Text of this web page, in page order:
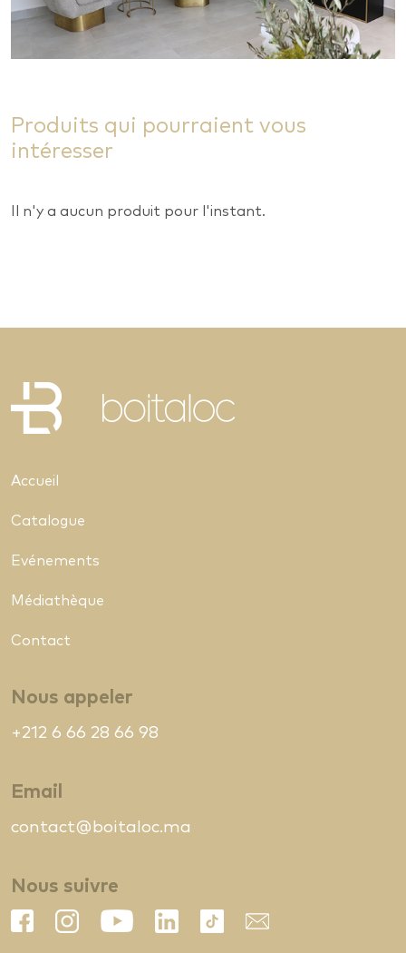
Produits qui pourraient vous
intéresser
Il n'y a aucun produit pour l'instant.
Accueil
Catalogue
Evénements
Médiathèque
Contact
Nous appeler
+212 6 66 28 66 98
Email
contact@boitaloc.ma
Nous suivre